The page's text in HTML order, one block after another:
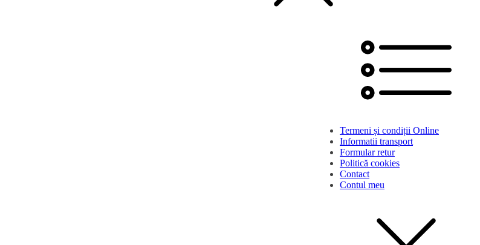
Termeni și condiții Online
Informatii transport
Formular retur
Politică cookies
Contact
Contul meu